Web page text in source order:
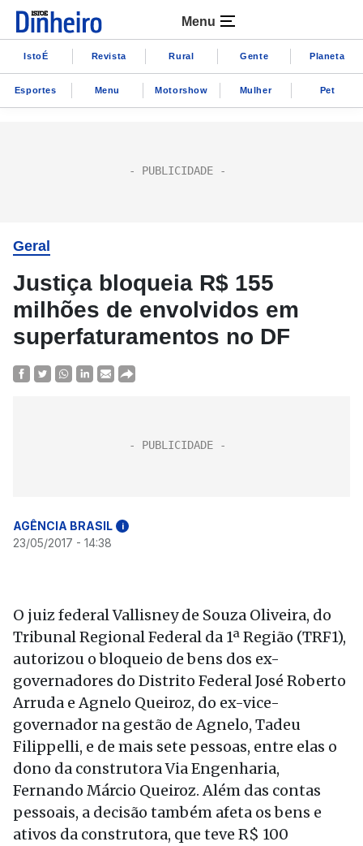
Menu
IstoÉ Revista Rural Gente Planeta
Esportes Menu Motorshow Mulher Pet
Geral
Justiça bloqueia R$ 155
milhões de envolvidos em
superfaturamentos no DF
AGÊNCIA BRASIL i
23/05/2017 - 14:38
O juiz federal Vallisney de Souza Oliveira, do
Tribunal Regional Federal da 1ª Região (TRF1),
autorizou o bloqueio de bens dos ex-
governadores do Distrito Federal José Roberto
Arruda e Agnelo Queiroz, do ex-vice-
governador na gestão de Agnelo, Tadeu
Filippelli, e de mais sete pessoas, entre elas o
dono da construtora Via Engenharia,
Fernando Márcio Queiroz. Além das contas
pessoais, a decisão também afeta os bens e
ativos da construtora, que teve R$ 100